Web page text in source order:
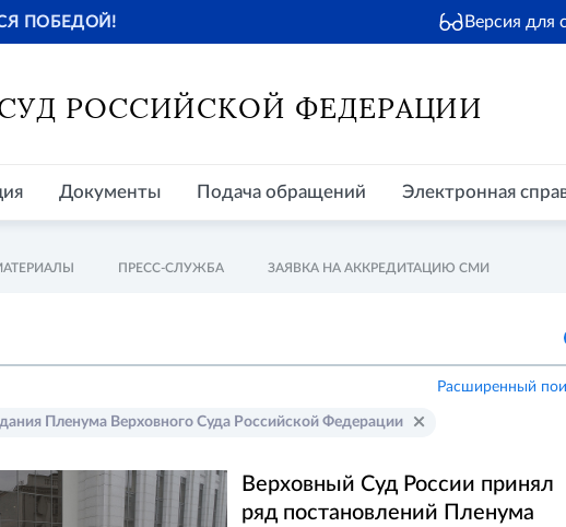
ПОБЕДОЙ! Версия для
РОССИЙСКОЙ ФЕДЕРАЦИИ
Документы Подача обращений Электронная
ПРЕСС-СЛУЖБА ЗАЯВКА НА АККРЕДИТАЦИЮ СМИ
Расширенный
Пленума Верховного Суда Российской Федерации
Верховный Суд России принял
ряд постановлений Пленума